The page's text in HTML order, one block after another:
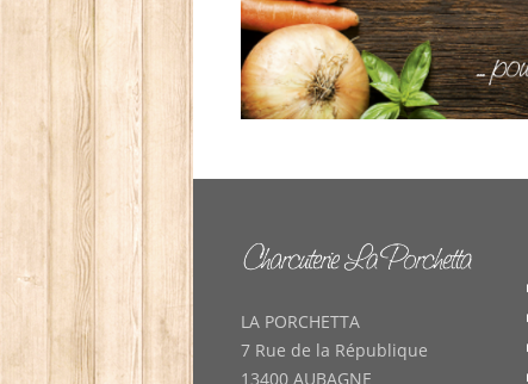
LA PORCHETTA
7 Rue de la République
13400 AUBAGNE